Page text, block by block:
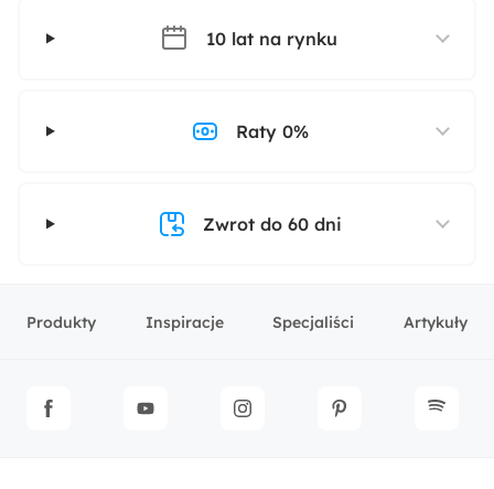
10 lat na rynku
Raty 0%
Zwrot do 60 dni
Produkty Inspiracje Specjaliści Artykuły